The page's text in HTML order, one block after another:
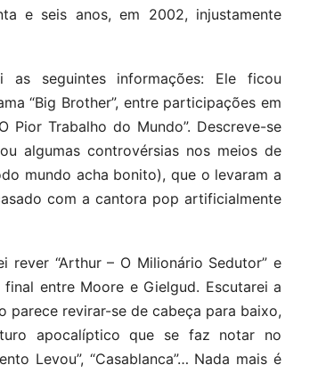
e seis anos, em 2002, injustamente
as seguintes informações: Ele ficou
“Big Brother”, entre participações em
Pior Trabalho do Mundo”. Descreve-se
algumas controvérsias nos meios de
mundo acha bonito), que o levaram a
com a cantora pop artificialmente
rever “Arthur – O Milionário Sedutor” e
entre Moore e Gielgud. Escutarei a
parece revirar-se de cabeça para baixo,
apocalíptico que se faz notar no
Levou”, “Casablanca”… Nada mais é